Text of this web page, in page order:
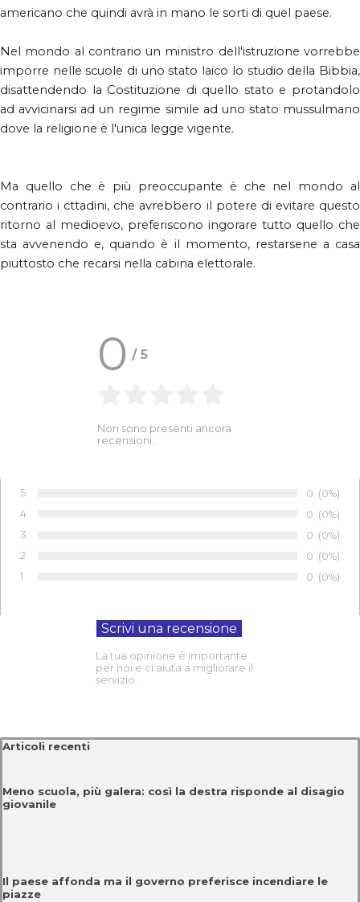
americano che quindi avrà in mano le sorti di quel paese.
Nel mondo al contrario un ministro dell'istruzione vorrebbe
imporre nelle scuole di uno stato laico lo studio della Bibbia,
disattendendo la Costituzione di quello stato e protandolo
ad avvicinarsi ad un regime simile ad uno stato mussulmano
dove la religione è l'unica legge vigente.
Ma quello che è più preoccupante è che nel mondo al
contrario i cttadini, che avrebbero il potere di evitare questo
ritorno al medioevo, preferiscono ingorare tutto quello che
sta avvenendo e, quando è il momento, restarsene a casa
piuttosto che recarsi nella cabina elettorale.
0 /5
Non sono presenti ancora
recensioni.
5 Numero
0 (0%)
4 Numero
0 (0%)
3 Numero
0 (0%)
2 Numero
0 (0%)
1 Numero
0 (0%)
La tua opinione è importante
per noi e ci aiuta a migliorare il
servizio.
Salta blocco Articoli recenti
Articoli recenti
Meno scuola, più galera: così la destra risponde al disagio
giovanile
Il paese affonda ma il governo preferisce incendiare le
piazze